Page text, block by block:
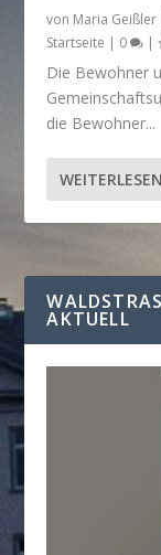
von Maria Geißler
Startseite | 0 |
Die Bewohner
die Bewohner...
WEITERLESEN
KTUELL